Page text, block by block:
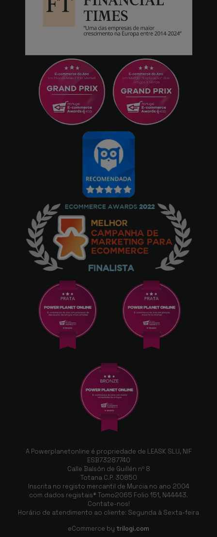
A Powerplanetonline é propriedade de LEASK SLU, NIF
ESB73287740
Calle Balsón de Guillén nº 8
Totana C.P. 30850
Inscrita no registo mercantil de Murcia no ano 2004
com dados registais* Tomo2065 Folio 151, N44443.
Contate-nos!
Horário de atendimento ao cliente: Segunda à Sexta-feira
eCommerce by trilogi.com